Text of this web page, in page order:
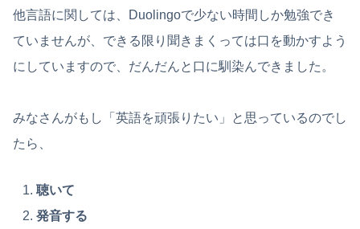
他言語に関しては、Duolingoで少ない時間しか勉強でき
ていませんが、できる限り聞きまくっては口を動かすよう
にしていますので、だんだんと口に馴染んできました。
みなさんがもし「英語を頑張りたい」と思っているのでし
たら、
聴いて
発音する